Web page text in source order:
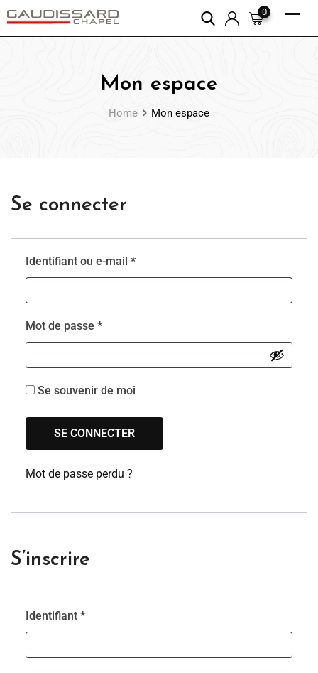
0
Mon espace
Home Mon espace
Se connecter
Identifiant ou e-mail *
Mot de passe *
Se souvenir de moi
SE CONNECTER
Mot de passe perdu ?
S’inscrire
Identifiant *